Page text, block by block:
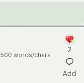
500 words/chars
2
Add